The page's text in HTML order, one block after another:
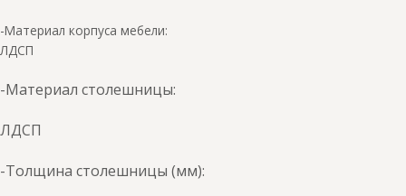
-Материал корпуса мебели:
ЛДСП
-Материал столешницы:
ЛДСП
-Толщина столешницы (мм):